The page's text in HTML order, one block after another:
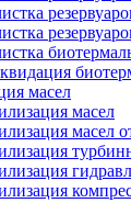
масел
масел
масел